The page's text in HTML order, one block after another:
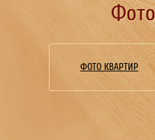
ФОТО КВАРТИР